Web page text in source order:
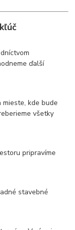
ďalší
kde bude
všetky
pripravíme
stavebné